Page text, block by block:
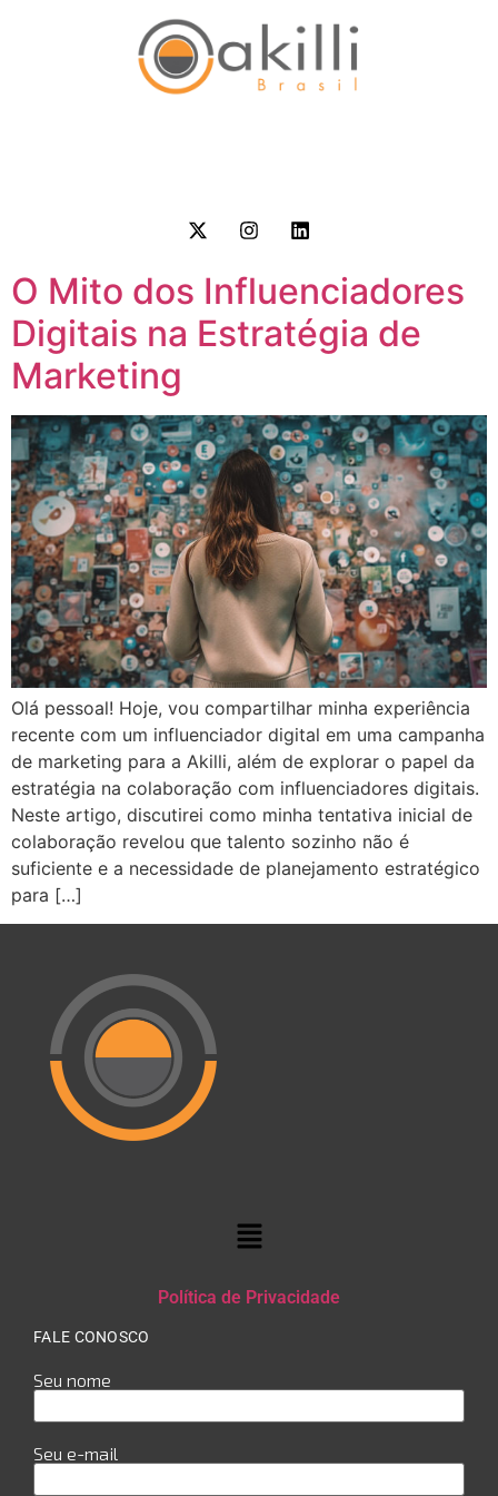
O Mito dos Influenciadores
Digitais na Estratégia de
Marketing
Olá pessoal! Hoje, vou compartilhar minha experiência
recente com um influenciador digital em uma campanha
de marketing para a Akilli, além de explorar o papel da
estratégia na colaboração com influenciadores digitais.
Neste artigo, discutirei como minha tentativa inicial de
colaboração revelou que talento sozinho não é
suficiente e a necessidade de planejamento estratégico
para […]
Política de Privacidade
FALE CONOSCO
Seu nome
Seu e-mail